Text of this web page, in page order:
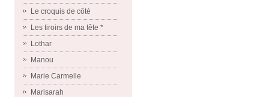
Le croquis de côté
Les tiroirs de ma tête *
Lothar
Manou
Marie Carmelle
Marisarah